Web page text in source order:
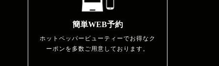
簡単WEB予約
ホットペッパービューティーでお得なク
ーポンを多数ご用意しております。